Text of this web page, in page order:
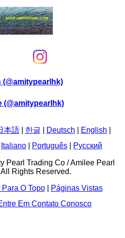
(@amitypearlhk)
(@amitypearlhk)
本語| 한글 Deutsch English
Italiano Português Pусский
Rights Reserved.
Para O Topo|
Páginas Vistas
Em Contato Conosco